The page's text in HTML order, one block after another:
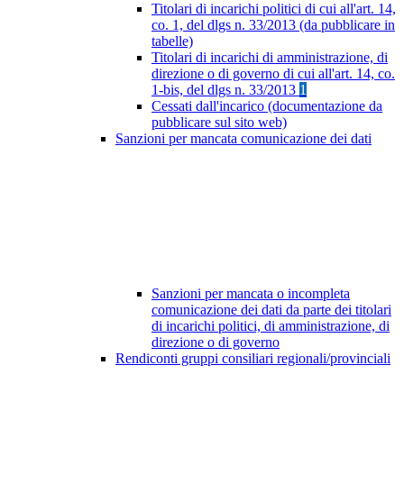
Titolari di incarichi politici di cui all'art. 14,
co. 1, del dlgs n. 33/2013 (da pubblicare in
tabelle)
Titolari di incarichi di amministrazione, di
direzione o di governo di cui all'art. 14, co.
1-bis, del dlgs n. 33/2013 1
Cessati dall'incarico (documentazione da
pubblicare sul sito web)
Sanzioni per mancata comunicazione dei dati
Sanzioni per mancata o incompleta
comunicazione dei dati da parte dei titolari
di incarichi politici, di amministrazione, di
direzione o di governo
Rendiconti gruppi consiliari regionali/provinciali